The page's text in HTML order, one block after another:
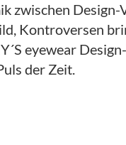
zwischen Design-
Kontroversen
eyewear
der Zeit.